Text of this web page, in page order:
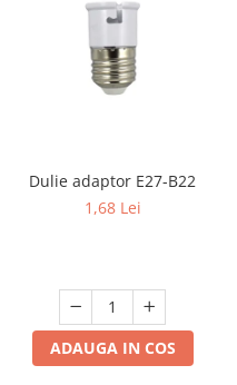
Dulie adaptor E27-B22
1,68 Lei
ADAUGA IN COS